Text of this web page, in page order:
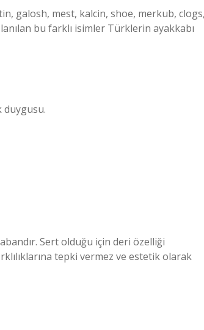
galosh, mest, kalcin, shoe, merkub,
bu farklı isimler Türklerin ayakkabı
duygusu.
Sert olduğu için deri özelliği
tepki vermez ve estetik olarak